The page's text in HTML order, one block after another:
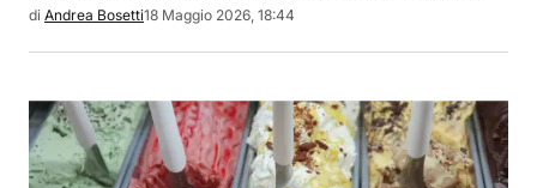
di Andrea Bosetti18 Maggio 2026, 18:44